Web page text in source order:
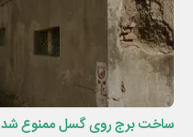
ساخت برج روی گسل ممنوع شد